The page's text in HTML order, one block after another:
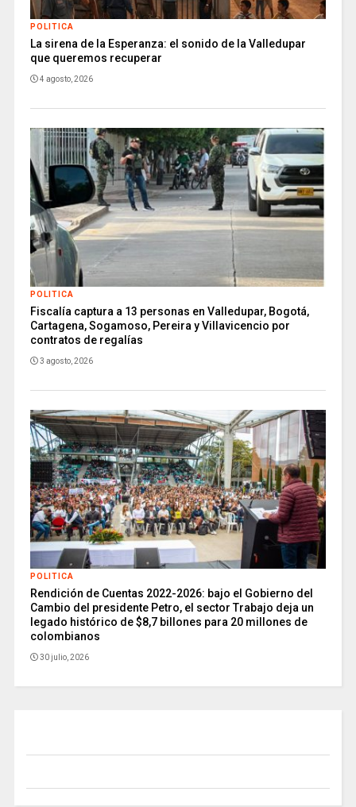
POLITICA
La sirena de la Esperanza: el sonido de la Valledupar
que queremos recuperar
4 agosto, 2026
POLITICA
Fiscalía captura a 13 personas en Valledupar, Bogotá,
Cartagena, Sogamoso, Pereira y Villavicencio por
contratos de regalías
3 agosto, 2026
POLITICA
Rendición de Cuentas 2022-2026: bajo el Gobierno del
Cambio del presidente Petro, el sector Trabajo deja un
legado histórico de $8,7 billones para 20 millones de
colombianos
30 julio, 2026